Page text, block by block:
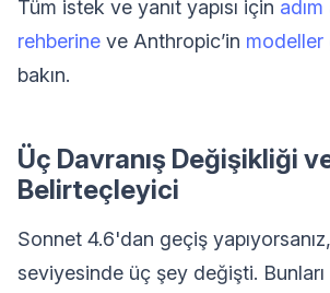
Tüm istek ve yanıt yapısı için
rehberine ve Anthropic’in modeller
bakın.
Üç Davranış Değişikliği
Belirteçleyici
Sonnet 4.6'dan geçiş
seviyesinde üç şey değişti. Bunları